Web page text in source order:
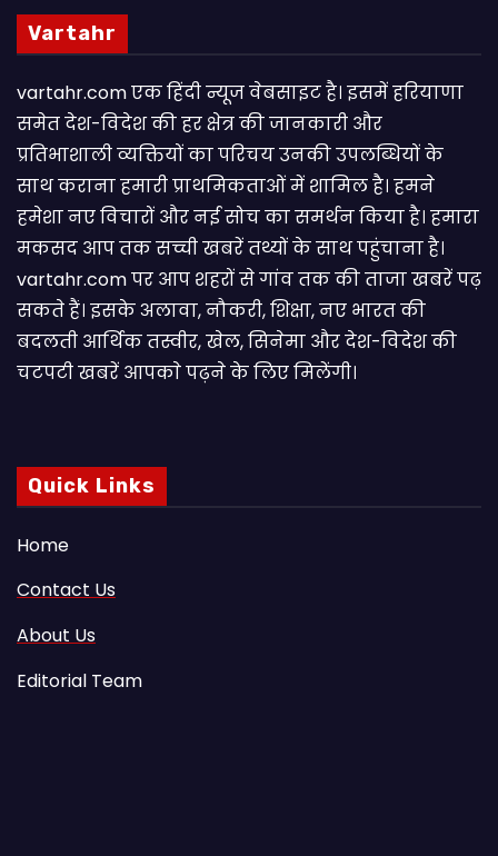
Vartahr
vartahr.com एक हिंदी न्यूज वेबसाइट है। इसमें हरियाणा
समेत देश-विदेश की हर क्षेत्र की जानकारी और
प्रतिभाशाली व्यक्तियों का परिचय उनकी उपलब्धियों के
साथ कराना हमारी प्राथमिकताओं में शामिल है। हमने
हमेशा नए विचारों और नई सोच का समर्थन किया है। हमारा
मकसद आप तक सच्ची खबरें तथ्यों के साथ पहुंचाना है।
vartahr.com पर आप शहरों से गांव तक की ताजा खबरें पढ़
सकते हैं। इसके अलावा, नौकरी, शिक्षा, नए भारत की
बदलती आर्थिक तस्वीर, खेल, सिनेमा और देश-विदेश की
चटपटी खबरें आपकाे पढ़ने के लिए मिलेंगी।
Quick Links
Home
Contact Us
About Us
Editorial Team